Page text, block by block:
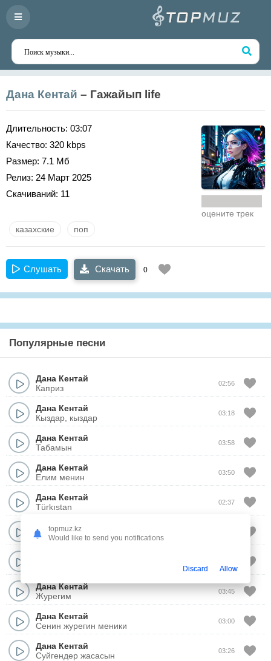
Дана Кентай – Гажайып life
Длительность: 03:07
Качество: 320 kbps
Размер: 7.1 Мб
Релиз: 24 Март 2025
Скачиваний: 11
оцените трек
казахские поп
Слушать Скачать 0
Популярные песни
Дана Кентай
Каприз
02:56
Дана Кентай
Кыздар, кыздар
03:18
Дана Кентай
Табамын
03:58
Дана Кентай
Елим менин
03:50
Дана Кентай
Türkıstan
02:37
Дана Кентай
Бакытты жар
Дана Кентай
Журегим
03:45
Дана Кентай
Сенин журегин меники
03:00
Дана Кентай
Суйгендер жасасын
03:26
topmuz.kz
Would like to send you notifications
Discard Allow